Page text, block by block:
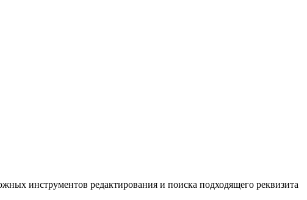
инструментов редактирования и поиска подходящего реквизита